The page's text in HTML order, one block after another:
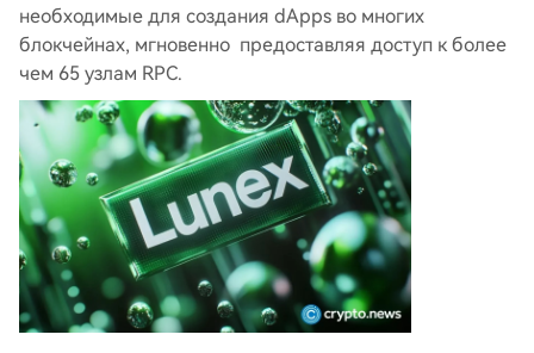
необходимые для создания dApps во многих
блокчейнах, мгновенно предоставляя доступ к более
чем 65 узлам RPC.